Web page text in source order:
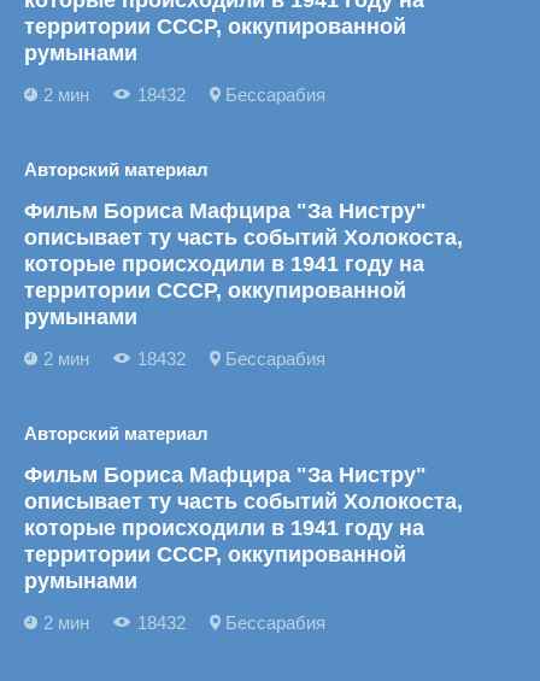
территории СССР, оккупированной
румынами
2 мин 18432 Бессарабия
Авторский материал
Фильм Бориса Мафцира "За Нистру"
описывает ту часть событий Холокоста,
которые происходили в 1941 году на
территории СССР, оккупированной
румынами
2 мин 18432 Бессарабия
Авторский материал
Фильм Бориса Мафцира "За Нистру"
описывает ту часть событий Холокоста,
которые происходили в 1941 году на
территории СССР, оккупированной
румынами
2 мин 18432 Бессарабия